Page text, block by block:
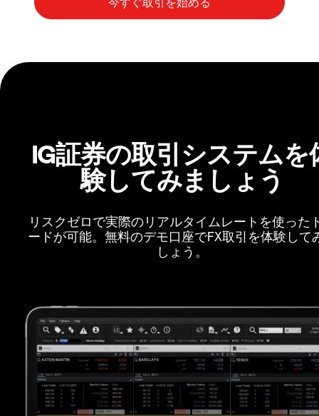
IG証券の取引システムを
験してみましょう
リスクゼロで実際のリアルタイムレートを使った
ードが可能。無料のデモ口座でFX取引を体験して
しょう。